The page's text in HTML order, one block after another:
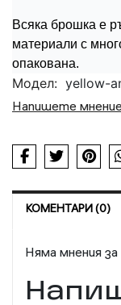
Всяка брошка е
материали с
опакована.
Модел: yellow-
Напишете мнение
КОМЕНТАРИ (0)
Няма мнения